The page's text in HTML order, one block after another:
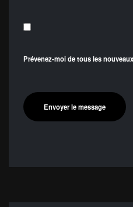
Prévenez-moi de tous les